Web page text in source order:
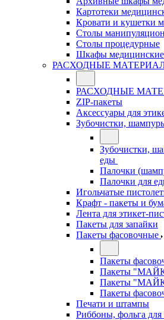
Картотеки
Кровати и кушетки
Столы
Столы процедурные
Шкафы медицинские
РАСХОДНЫЕ
РАСХОДНЫЕ
ZIP-пакеты
Аксессуары для
Зубочистки,
Зубочистки,
еды
Палочки
Палочки для
Игольчатые
Крафт - пакеты и
Лента для этикет-
Пакеты для запайки
Пакеты фасовочные
Пакеты
Пакеты
Пакеты
Пакеты
Печати и штампы
Риббоны, фольга для